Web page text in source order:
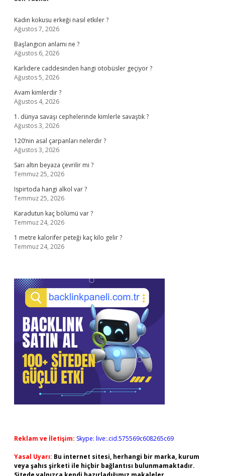
Sidebar
Kadın kokusu erkeği nasıl etkiler ?
Ağustos 7, 2026
Başlangıcın anlamı ne ?
Ağustos 6, 2026
Karlıdere caddesinden hangi otobüsler geçiyor ?
Ağustos 5, 2026
Avam kimlerdir ?
Ağustos 4, 2026
1. dünya savaşı cephelerinde kimlerle savaştık ?
Ağustos 3, 2026
120’nin asal çarpanları nelerdir ?
Ağustos 3, 2026
Sarı altın beyaza çevrilir mi ?
Temmuz 25, 2026
Ispirtoda hangi alkol var ?
Temmuz 25, 2026
Karadutun kaç bölümü var ?
Temmuz 24, 2026
1 metre kalorifer peteği kaç kilo gelir ?
Temmuz 24, 2026
Reklam ve İletişim: Skype: live:.cid.575569c608265c69
Yasal Uyarı: Bu internet sitesi, herhangi bir marka, kurum
veya şahıs şirketi ile hiçbir bağlantısı bulunmamaktadır.